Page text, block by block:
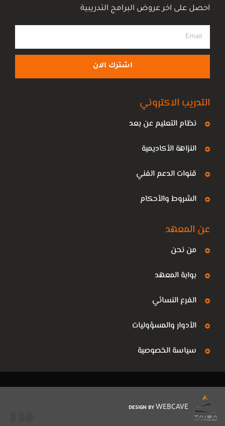
احصل على اخر عروض البرامج التدريبية
اشترك الان
التدريب الاكتروني
نظام التعليم عن بعد
النزاهة الأكاديمية
قنوات الدعم الفني
الشروط والأحكام
عن المعهد
من نحن
بوابة المعهد
الفرع النسائي
الأدوار والمسؤوليات
سياسة الخصوصية
DESIGN BY WEBCAVE